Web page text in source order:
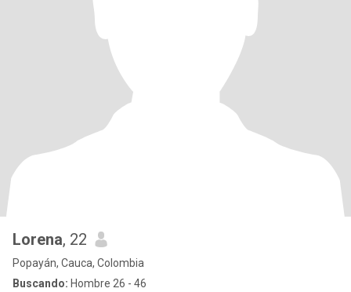
Lorena, 22
Popayán, Cauca, Colombia
Buscando: Hombre 26 - 46